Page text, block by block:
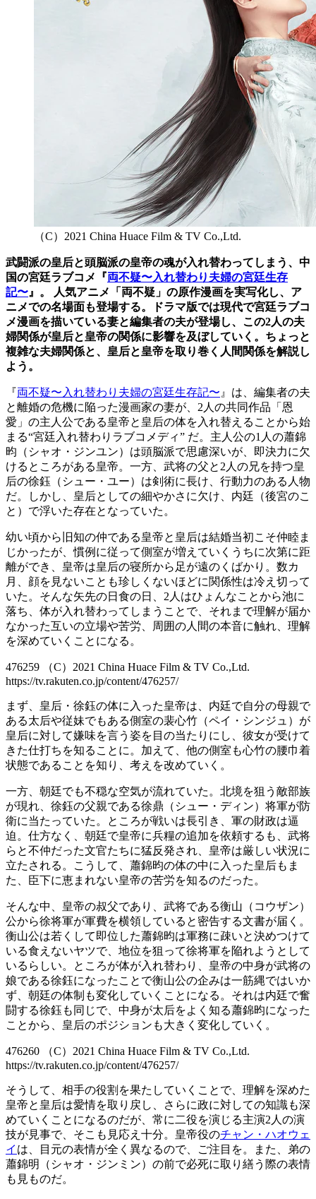
（C）2021 China Huace Film & TV Co.,Ltd.
武闘派の皇后と頭脳派の皇帝の魂が入れ替わってしまう、中
国の宮廷ラブコメ『両不疑〜入れ替わり夫婦の宮廷生存
記〜 』。 人気アニメ「両不疑」の原作漫画を実写化し、ア
ニメでの名場面も登場する。ドラマ版では現代で宮廷ラブコ
メ漫画を描いている妻と編集者の夫が登場し、この2人の夫
婦関係が皇后と皇帝の関係に影響を及ぼしていく。ちょっと
複雑な夫婦関係と、皇后と皇帝を取り巻く人間関係を解説し
よう。
『両不疑〜入れ替わり夫婦の宮廷生存記〜 』は、編集者の夫
と離婚の危機に陥った漫画家の妻が、2人の共同作品「恩
愛」の主人公である皇帝と皇后の体を入れ替えることから始
まる“宮廷入れ替わりラブコメディ” だ。主人公の1人の蕭錦
昀（シャオ・ジンユン）は頭脳派で思慮深いが、即決力に欠
けるところがある皇帝。一方、武将の父と2人の兄を持つ皇
后の徐鈺（シュー・ユー）は剣術に長け、行動力のある人物
だ。しかし、皇后としての細やかさに欠け、内廷（後宮のこ
と）で浮いた存在となっていた。
幼い頃から旧知の仲である皇帝と皇后は結婚当初こそ仲睦ま
じかったが、慣例に従って側室が増えていくうちに次第に距
離ができ、皇帝は皇后の寝所から足が遠のくばかり。数カ
月、顔を見ないことも珍しくないほどに関係性は冷え切って
いた。そんな矢先の日食の日、2人はひょんなことから池に
落ち、体が入れ替わってしまうことで、それまで理解が届か
なかった互いの立場や苦労、周囲の人間の本音に触れ、理解
を深めていくことになる。
476259 （C）2021 China Huace Film & TV Co.,Ltd.
https://tv.rakuten.co.jp/content/476257/
まず、皇后・徐鈺の体に入った皇帝は、内廷で自分の母親で
ある太后や従妹でもある側室の裴心竹（ペイ・シンジュ）が
皇后に対して嫌味を言う姿を目の当たりにし、彼女が受けて
きた仕打ちを知ることに。加えて、他の側室も心竹の腰巾着
状態であることを知り、考えを改めていく。
一方、朝廷でも不穏な空気が流れていた。北境を狙う敵部族
が現れ、徐鈺の父親である徐鼎（シュー・ディン）将軍が防
衛に当たっていた。ところが戦いは長引き、軍の財政は逼
迫。仕方なく、朝廷で皇帝に兵糧の追加を依頼するも、武将
らと不仲だった文官たちに猛反発され、皇帝は厳しい状況に
立たされる。こうして、蕭錦昀の体の中に入った皇后もま
た、臣下に恵まれない皇帝の苦労を知るのだった。
そんな中、皇帝の叔父であり、武将である衡山（コウザン）
公から徐将軍が軍費を横領していると密告する文書が届く。
衡山公は若くして即位した蕭錦昀は軍務に疎いと決めつけて
いる食えないヤツで、地位を狙って徐将軍を陥れようとして
いるらしい。ところが体が入れ替わり、皇帝の中身が武将の
娘である徐鈺になったことで衡山公の企みは一筋縄ではいか
ず、朝廷の体制も変化していくことになる。それは内廷で奮
闘する徐鈺も同じで、中身が太后をよく知る蕭錦昀になった
ことから、皇后のポジションも大きく変化していく。
476260 （C）2021 China Huace Film & TV Co.,Ltd.
https://tv.rakuten.co.jp/content/476257/
そうして、相手の役割を果たしていくことで、理解を深めた
皇帝と皇后は愛情を取り戻し、さらに政に対しての知識も深
めていくことになるのだが、常に二役を演じる主演2人の演
技が見事で、そこも見応え十分。皇帝役のチャン・ハオウェ
イ は、目元の表情が全く異なるので、ご注目を。また、弟の
蕭錦明（シャオ・ジンミン）の前で必死に取り繕う際の表情
も見ものだ。